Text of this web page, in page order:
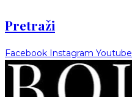
Pretraži
Facebook Instagram Youtube